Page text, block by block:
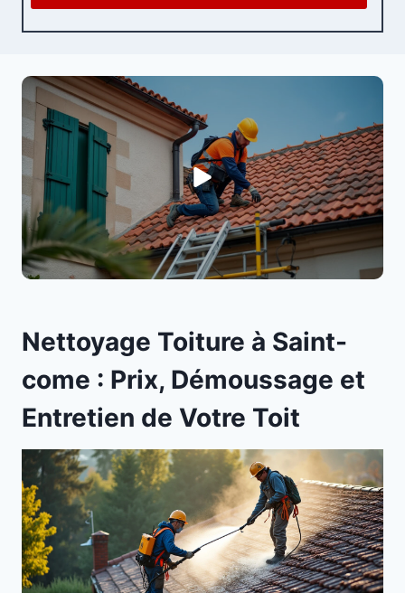
Nettoyage Toiture à Saint-
come : Prix, Démoussage et
Entretien de Votre Toit